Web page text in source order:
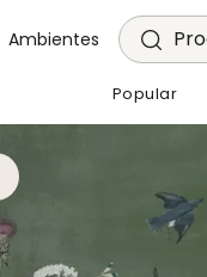
Ambientes
Popular